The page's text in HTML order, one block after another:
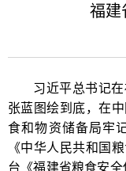
福建
习近平总书记
张蓝图绘到底，在
食和物资储备局牢
《中华人民共和国
台《福建省粮食安